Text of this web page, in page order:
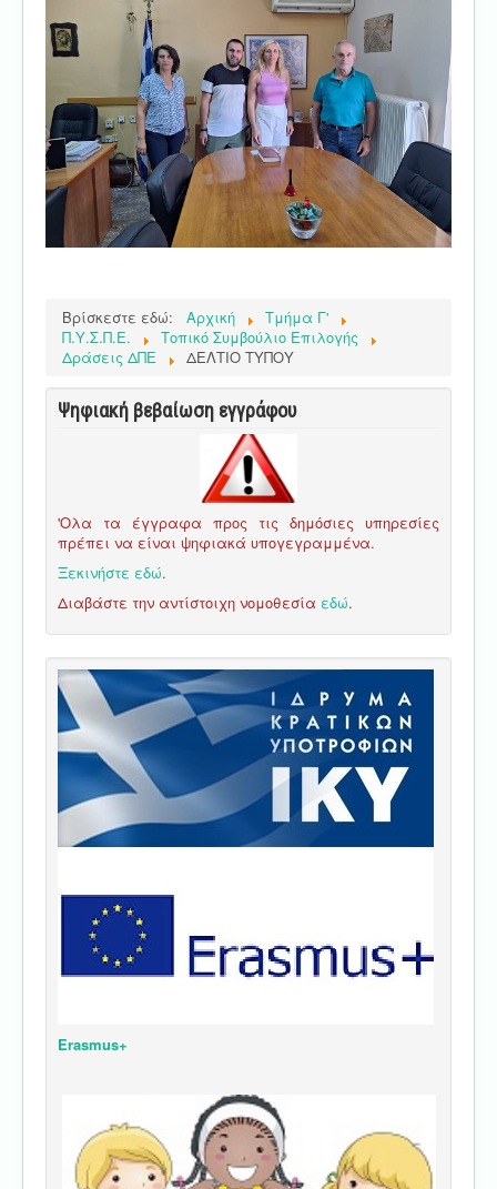
Βρίσκεστε εδώ: Αρχική
Τμήμα Γ'
Π.Υ.Σ.Π.Ε.
Τοπικό Συμβούλιο Επιλογής
Δράσεις ΔΠΕ
ΔΕΛΤΙΟ ΤΥΠΟΥ
Ψηφιακή βεβαίωση εγγράφου
'Ολα τα έγγραφα προς τις δημόσιες υπηρεσίες
πρέπει να είναι ψηφιακά υπογεγραμμένα.
Ξεκινήστε εδώ.
Διαβάστε την αντίστοιχη νομοθεσία εδώ.
Erasmus+